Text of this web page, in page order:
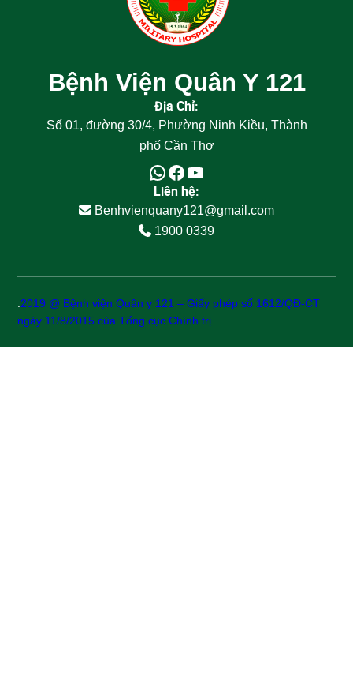
Bệnh Viện Quân Y 121
Địa Chỉ:
Số 01, đường 30/4, Phường Ninh Kiều, Thành
phố Cần Thơ
WhatsApp Facebook Youtube
Liên hệ:
Benhvienquany121@gmail.com
1900 0339
2019 @ Bệnh viện Quân y 121 – Giấy phép số 1612/QĐ-CT
ngày 11/8/2015 của Tổng cục Chính trị